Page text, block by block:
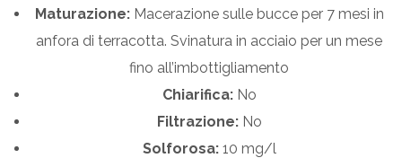
Maturazione:Macerazione sulle bucce per 7 mesi in
anfora di terracotta. Svinatura in acciaio per un mese
fino all’imbottigliamento
Chiarifica:No
Filtrazione:No
Solforosa:10 mg/l